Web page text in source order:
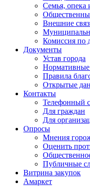
Семья, опека
Внешние
Комиссия по
Документы
Устав города
Правила
Открытые
Контакты
Телефонный
Для граждан
Для
Опросы
Мнения
Оценить
Публичные
Витрина закупок
Амаркет